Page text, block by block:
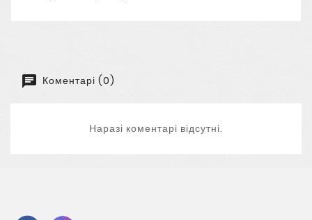
Коментарі (0)
Наразі коментарі відсутні.